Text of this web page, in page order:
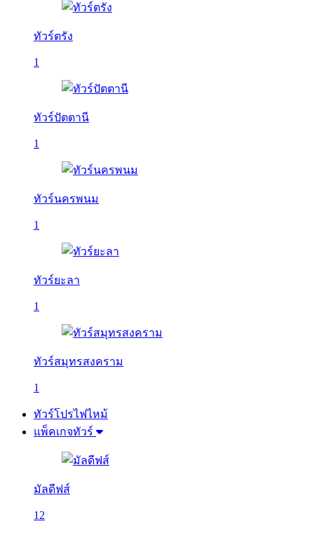
ทัวร์ตรัง
1
ทัวร์ปัตตานี
1
ทัวร์นครพนม
1
ทัวร์ยะลา
1
ทัวร์สมุทรสงคราม
1
ทัวร์โปรไฟไหม้
แพ็คเกจทัวร์
มัลดีฟส์
12